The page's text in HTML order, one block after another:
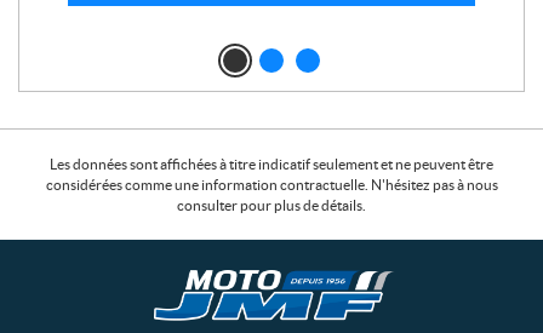
Les données sont affichées à titre indicatif seulement et ne peuvent être
considérées comme une information contractuelle. N'hésitez pas à nous
consulter pour plus de détails.